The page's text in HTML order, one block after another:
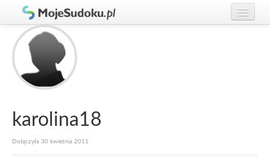
Graj w Sudoku!
Zasady Sudoku
Rankingi
karolina18
Dołączyła 30 kwietnia 2011